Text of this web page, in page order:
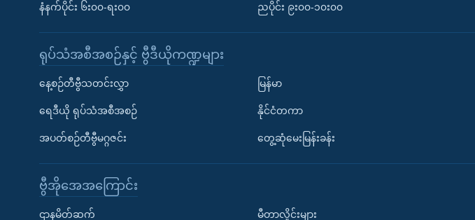
နံနက်ပိုင်း ၆း၀၀-ရး၀၀ ညပိုင်း ၉း၀၀-၁၀း၀၀
ရုပ်သံအစီအစဉ်နှင့် ဗွီဒီယိုကဏ္ဍများ
နေ့စဉ်တီဗွီသတင်းလွှာ
ရေဒီယို ရုပ်သံအစီအစဉ်
အပတ်စဉ်တီဗွီမဂ္ဂဇင်း
မြန်မာ
နိုင်ငံတကာ
တွေ့ဆုံမေးမြန်းခန်း
ဗွီအိုအေအကြောင်း
ဌာနမိတ်ဆက် မီတာလှိုင်းများ